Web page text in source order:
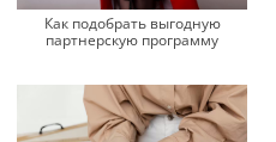
Как подобрать выгодную
партнерскую программу